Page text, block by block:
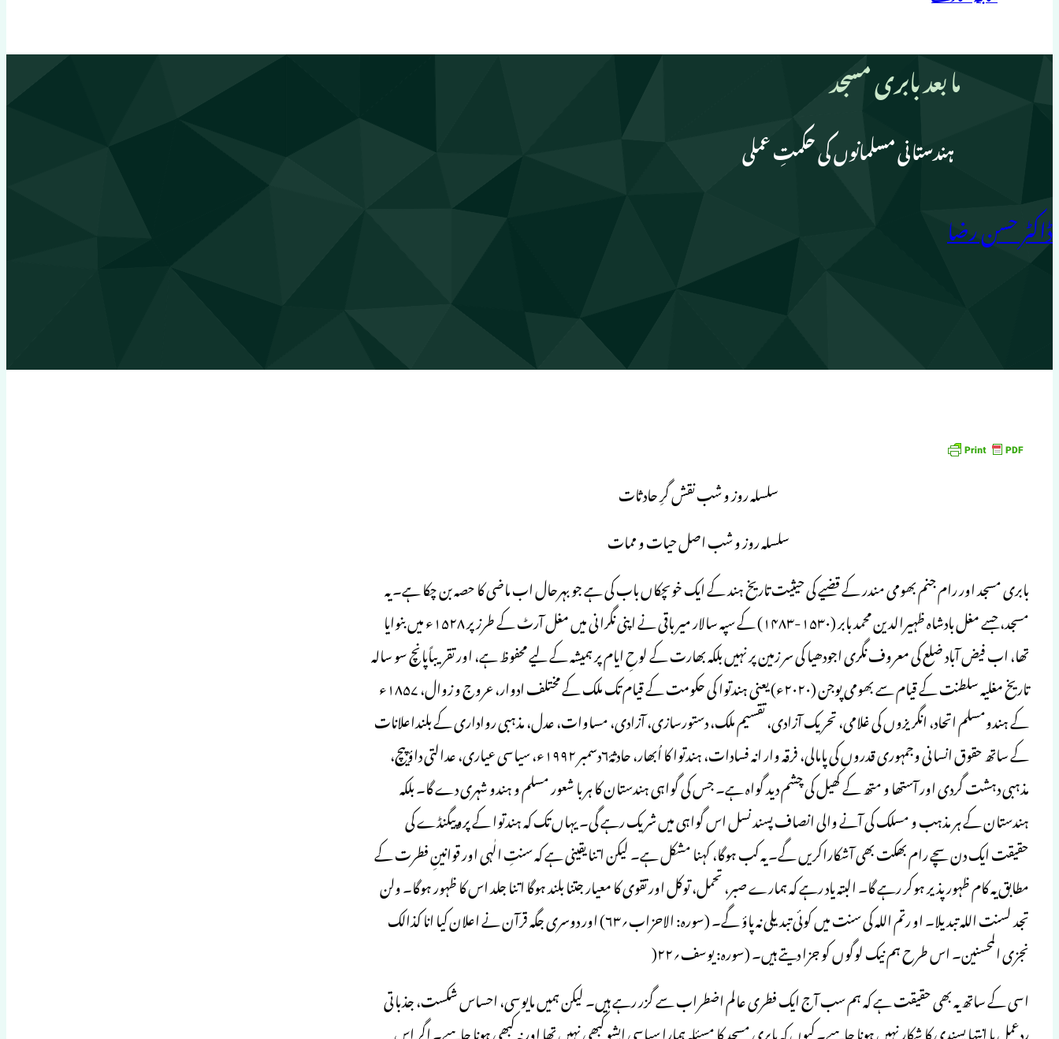
ما بعد بابری مسجد
ہندستانی مسلمانوں کی حکمتِ عملی
ڈاکٹر حسن رضا
سلسلہ روز و شب نقش گرِ حادثات
سلسلہ روز و شب اصل حیات و ممات
بابری مسجد اور رام جنم بھومی مندر کے قضیے کی حیثیت تاریخ ہند کے ایک خوںچکاں باب کی ہے جو بہرحال اب ماضی کا حصہ بن چکا ہے۔ یہ
مسجد، جسے مغل بادشاہ ظہیرالدین محمد بابر (۱۵۳۰-۱۴۸۳) کے سپہ سالار میر باقی نے اپنی نگرانی میں مغل آرٹ کے طرز پر ۱۵۲۸ء میں بنوایا
تھا، اب فیض آباد ضلع کی معروف نگری اجودھیا کی سر زمین پر نہیں بلکہ بھارت کے لوحِ ایام پر ہمیشہ کے لیے محفوظ ہے، اور تقریباًپانچ سو سالہ
تاریخ مغلیہ سلطنت کے قیام سے بھومی پوجن (۲۰۲۰ء) یعنی ہندتوا کی حکومت کے قیام تک ملک کے مختلف ادوار، عروج و زوال، ۱۸۵۷ء
کے ہندومسلم اتحاد، انگریزوں کی غلامی، تحریک آزادی، تقسیم ملک، دستورسازی، آزادی، مساوات، عدل، مذہبی رواداری کے بلنداعلانات
کے ساتھ حقوق انسانی وجمہوری قدروں کی پامالی، فرقہ وار انہ فسادات، ہندتوا کا اُبھار، حادثۂ۶دسمبر ۱۹۹۲ء، سیاسی عیاری، عدالتی داؤ پیچ،
مذہبی دہشت گردی اور آستھا و متھ کے کھیل کی چشم دید گواہ ہے۔ جس کی گواہی ہندستان کا ہر با شعور مسلم و ہندو شہری دے گا۔ بلکہ
ہندستان کے ہر مذہب و مسلک کی آنے والی انصاف پسند نسل اس گواہی میں شریک رہے گی۔ یہاں تک کہ ہندتوا کے پروپیگنڈے کی
حقیقت ایک دن سچے رام بھکت بھی آشکاراکریں گے۔ یہ کب ہوگا، کہنا مشکل ہے۔ لیکن اتنا یقینی ہے کہ سنتِ الٰہی اور قوانینِ فطرت کے
مطابق یہ کام ظہور پذیر ہوکر رہے گا۔ البتہ یاد رہے کہ ہمارے صبر، تحمل، توکل اور تقوی کا معیار جتنا بلند ہوگا اتنا جلد اس کا ظہور ہوگا۔ ولن
تجد لسنت اللہ تبدیلا۔ او رتم اللہ کی سنت میں کوئی تبدیلی نہ پاؤ گے۔ (سورہ: الاحزاب؍۶۳) اور دوسری جگہ قرآن نے اعلان کیا انا کذالک
نجزی المحسنین۔ اس طرح ہم نیک لوگوں کو جزا دیتے ہیں۔ (سورہ: یوسف؍۲۲(
اسی کے ساتھ یہ بھی حقیقت ہے کہ ہم سب آج ایک فطری عالم اضطراب سے گزر رہے ہیں۔ لیکن ہمیں مایوسی، احساس شکست، جذباتی
ردعمل یا انتہا پسندی کا شکار نہیں ہونا چاہیے۔ کیوں کہ بابری مسجد کا مسئلہ ہمارا سیاسی ایشو کبھی نہیں تھا اور نہ کبھی ہونا چاہیے۔ اگر اس